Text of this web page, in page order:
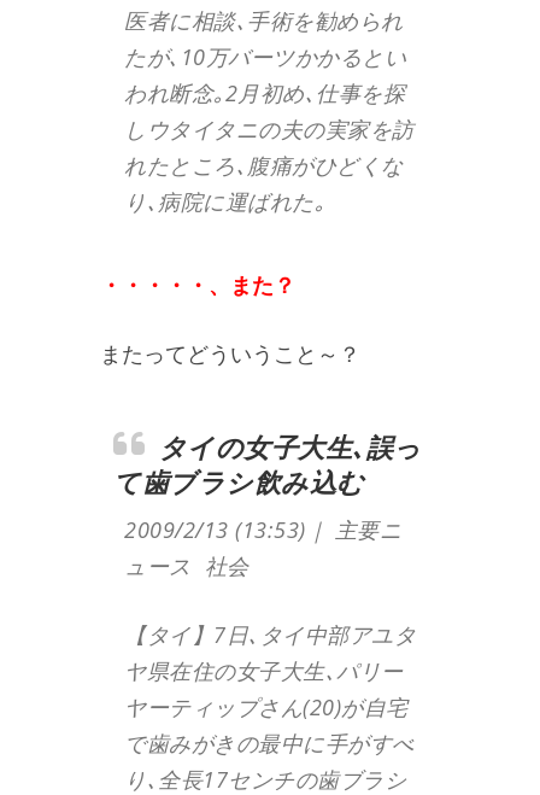
医者に相談､手術を勧められ
たが､10万バーツかかるとい
われ断念｡2月初め､仕事を探
しウタイタニの夫の実家を訪
れたところ､腹痛がひどくな
り､病院に運ばれた｡
・・・・・、また？
またってどういうこと～？
タイの女子大生､誤っ
て歯ブラシ飲み込む
2009/2/13 (13:53)｜ 主要ニ
ュース 社会
【タイ】7日､タイ中部アユタ
ヤ県在住の女子大生､パリー
ヤーティップさん(20)が自宅
で歯みがきの最中に手がすべ
り､全長17センチの歯ブラシ